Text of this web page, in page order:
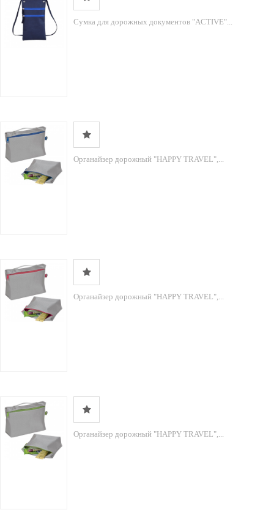
Сумка для дорожных документов "ACTIVE"...
Органайзер дорожный "HAPPY TRAVEL",...
Органайзер дорожный "HAPPY TRAVEL",...
Органайзер дорожный "HAPPY TRAVEL",...